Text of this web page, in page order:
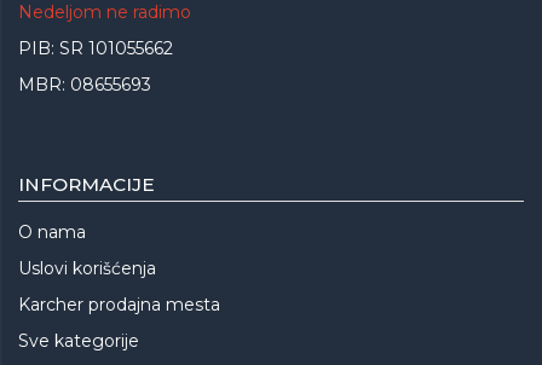
Nedeljom ne radimo
PIB: SR 101055662
MBR: 08655693
INFORMACIJE
O nama
Uslovi korišćenja
Karcher prodajna mesta
Sve kategorije